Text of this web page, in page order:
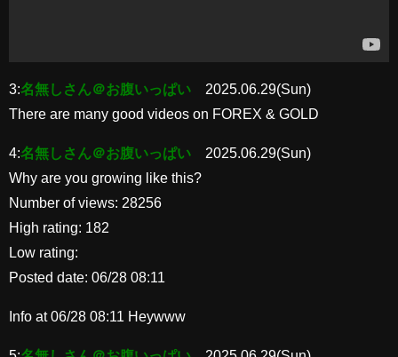
3:名無しさん＠お腹いっぱい
2025.06.29(Sun)
There are many good videos on FOREX & GOLD
4:名無しさん＠お腹いっぱい
2025.06.29(Sun)
Why are you growing like this?
Number of views: 28256
High rating: 182
Low rating:
Posted date: 06/28 08:11
Info at 06/28 08:11 Heywww